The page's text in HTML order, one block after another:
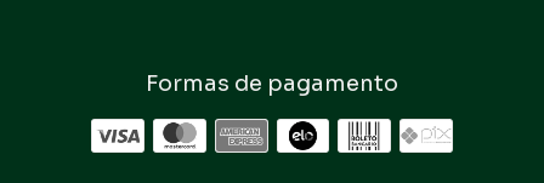
Formas de pagamento